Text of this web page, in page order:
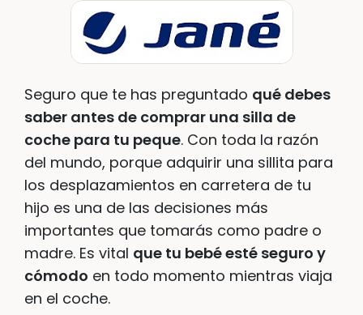
Seguro que te has preguntado qué debes
saber antes de comprar una silla de
coche para tu peque. Con toda la razón
del mundo, porque adquirir una sillita para
los desplazamientos en carretera de tu
hijo es una de las decisiones más
importantes que tomarás como padre o
madre. Es vital que tu bebé esté seguro y
cómodo en todo momento mientras viaja
en el coche.